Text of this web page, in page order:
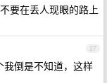
要在丢人现眼的路上
27
倒是不知道，这样